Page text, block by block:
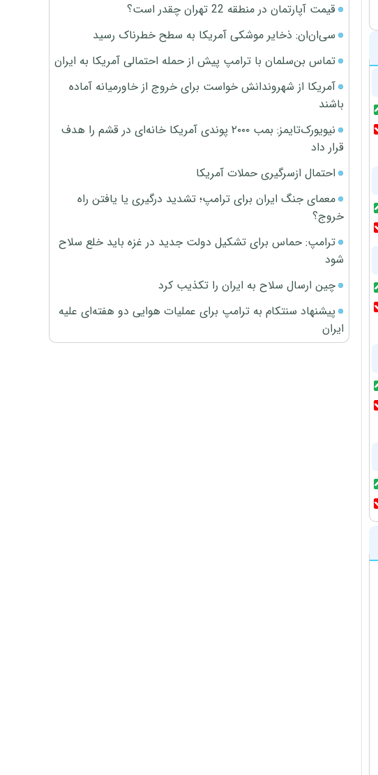
قیمت آپارتمان در منطقه 22 تهران چقدر است؟
سی‌ان‌ان: ذخایر موشکی آمریکا به سطح خطرناک رسید
تماس بن‌سلمان با ترامپ پیش از حمله احتمالی آمریکا به ایران
آمریکا از شهروندانش خواست برای خروج از خاورمیانه آماده
باشند
نیویورک‌تایمز: بمب ۲۰۰۰ پوندی آمریکا خانه‌ای در قشم را هدف
قرار داد
احتمال ازسرگیری حملات آمریکا
معمای جنگ ایران برای ترامپ؛ تشدید درگیری یا یافتن راه
خروج؟
ترامپ: حماس برای تشکیل دولت جدید در غزه باید خلع سلاح
شود
چین ارسال سلاح به ایران را تکذیب کرد
پیشنهاد سنتکام به ترامپ برای عملیات هوایی دو هفته‌ای علیه
ایران